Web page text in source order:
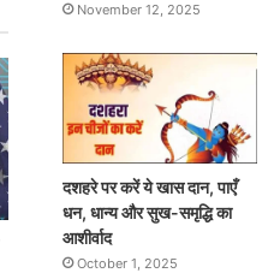
November 12, 2025
दशहरे पर करें ये खास दान, पाएँ
धन, धान्य और सुख-समृद्धि का
आशीर्वाद
October 1, 2025